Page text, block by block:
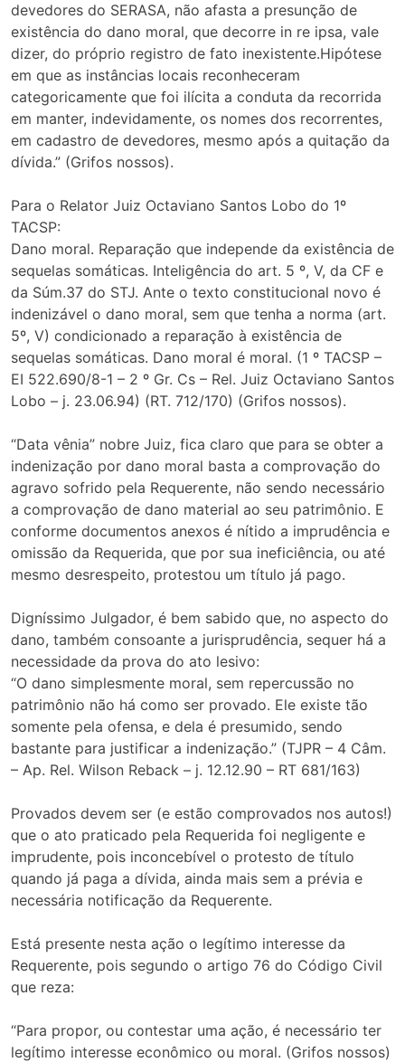
devedores do SERASA, não afasta a presunção de
existência do dano moral, que decorre in re ipsa, vale
dizer, do próprio registro de fato inexistente.Hipótese
em que as instâncias locais reconheceram
categoricamente que foi ilícita a conduta da recorrida
em manter, indevidamente, os nomes dos recorrentes,
em cadastro de devedores, mesmo após a quitação da
dívida.” (Grifos nossos).
Para o Relator Juiz Octaviano Santos Lobo do 1º
TACSP:
Dano moral. Reparação que independe da existência de
sequelas somáticas. Inteligência do art. 5 º, V, da CF e
da Súm.37 do STJ. Ante o texto constitucional novo é
indenizável o dano moral, sem que tenha a norma (art.
5º, V) condicionado a reparação à existência de
sequelas somáticas. Dano moral é moral. (1 º TACSP –
EI 522.690/8-1 – 2 º Gr. Cs – Rel. Juiz Octaviano Santos
Lobo – j. 23.06.94) (RT. 712/170) (Grifos nossos).
“Data vênia” nobre Juiz, fica claro que para se obter a
indenização por dano moral basta a comprovação do
agravo sofrido pela Requerente, não sendo necessário
a comprovação de dano material ao seu patrimônio. E
conforme documentos anexos é nítido a imprudência e
omissão da Requerida, que por sua ineficiência, ou até
mesmo desrespeito, protestou um título já pago.
Digníssimo Julgador, é bem sabido que, no aspecto do
dano, também consoante a jurisprudência, sequer há a
necessidade da prova do ato lesivo:
“O dano simplesmente moral, sem repercussão no
patrimônio não há como ser provado. Ele existe tão
somente pela ofensa, e dela é presumido, sendo
bastante para justificar a indenização.” (TJPR – 4 Câm.
– Ap. Rel. Wilson Reback – j. 12.12.90 – RT 681/163)
Provados devem ser (e estão comprovados nos autos!)
que o ato praticado pela Requerida foi negligente e
imprudente, pois inconcebível o protesto de título
quando já paga a dívida, ainda mais sem a prévia e
necessária notificação da Requerente.
Está presente nesta ação o legítimo interesse da
Requerente, pois segundo o artigo 76 do Código Civil
que reza:
“Para propor, ou contestar uma ação, é necessário ter
legítimo interesse econômico ou moral. (Grifos nossos)